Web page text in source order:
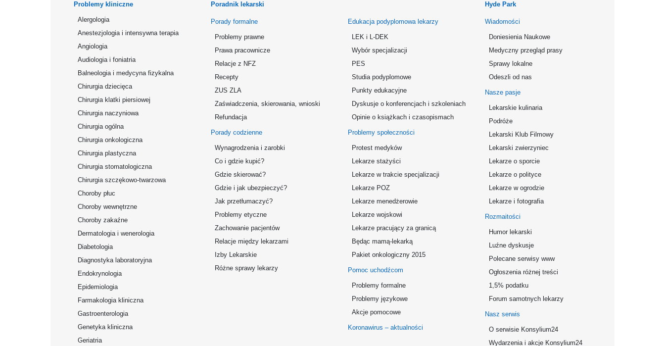
Problemy kliniczne
Alergologia
Anestezjologia i intensywna terapia
Angiologia
Audiologia i foniatria
Balneologia i medycyna fizykalna
Chirurgia dziecięca
Chirurgia klatki piersiowej
Chirurgia naczyniowa
Chirurgia ogólna
Chirurgia onkologiczna
Chirurgia plastyczna
Chirurgia stomatologiczna
Chirurgia szczękowo-twarzowa
Choroby płuc
Choroby wewnętrzne
Choroby zakaźne
Dermatologia i wenerologia
Diabetologia
Diagnostyka laboratoryjna
Endokrynologia
Epidemiologia
Farmakologia kliniczna
Gastroenterologia
Genetyka kliniczna
Geriatria
Poradnik lekarski
Porady formalne
Problemy prawne
Prawa pracownicze
Relacje z NFZ
Recepty
ZUS ZLA
Zaświadczenia, skierowania, wnioski
Refundacja
Porady codzienne
Wynagrodzenia i zarobki
Co i gdzie kupić?
Gdzie skierować?
Gdzie i jak ubezpieczyć?
Jak przetłumaczyć?
Problemy etyczne
Zachowanie pacjentów
Relacje między lekarzami
Izby Lekarskie
Różne sprawy lekarzy
Edukacja podyplomowa lekarzy
LEK i L-DEK
Wybór specjalizacji
PES
Studia podyplomowe
Punkty edukacyjne
Dyskusje o konferencjach i szkoleniach
Opinie o książkach i czasopismach
Problemy społeczności
Protest medyków
Lekarze stażyści
Lekarze w trakcie specjalizacji
Lekarze POZ
Lekarze menedżerowie
Lekarze wojskowi
Lekarze pracujący za granicą
Będąc mamą-lekarką
Pakiet onkologiczny 2015
Pomoc uchodźcom
Problemy formalne
Problemy językowe
Akcje pomocowe
Koronawirus – aktualności
Hyde Park
Wiadomości
Doniesienia Naukowe
Medyczny przegląd prasy
Sprawy lokalne
Odeszli od nas
Nasze pasje
Lekarskie kulinaria
Podróże
Lekarski Klub Filmowy
Lekarski zwierzyniec
Lekarze o sporcie
Lekarze o polityce
Lekarze w ogrodzie
Lekarze i fotografia
Rozmaitości
Humor lekarski
Luźne dyskusje
Polecane serwisy www
Ogłoszenia różnej treści
1,5% podatku
Forum samotnych lekarzy
Nasz serwis
O serwisie Konsylium24
Wydarzenia i akcje Konsylium24